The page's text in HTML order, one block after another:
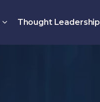
Thought Leadership